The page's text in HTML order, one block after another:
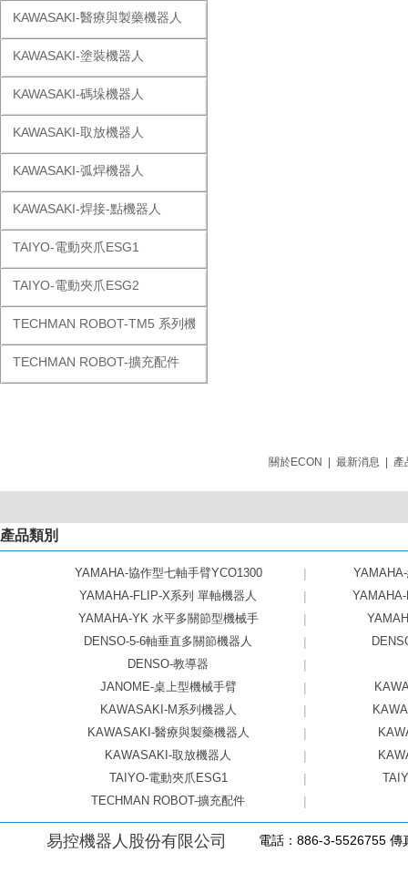
KAWASAKI-醫療與製藥機器人
KAWASAKI-塗裝機器人
KAWASAKI-碼垛機器人
KAWASAKI-取放機器人
KAWASAKI-弧焊機器人
KAWASAKI-焊接-點機器人
TAIYO-電動夾爪ESG1
TAIYO-電動夾爪ESG2
TECHMAN ROBOT-TM5 系列機器人
TECHMAN ROBOT-擴充配件
關於ECON 最新消息 產
產品類別
YAMAHA-協作型七軸手臂YCO1300 |
YAMAHA-FLIP-X系列 單軸機器人
|
YAMAHA-YK 水平多關節型機械手
|
DENSO-5-6軸垂直多關節機器人
|
DENSO-教導器
|
JANOME-桌上型機械手臂
|
KAWASAKI-M系列機器人
|
KAWASAKI-醫療與製藥機器人
|
KAWASAKI-取放機器人
|
TAIYO-電動夾爪ESG1
|
TECHMAN ROBOT-擴充配件
|
易控機器人股份有限公司 電話：886-3-5526755